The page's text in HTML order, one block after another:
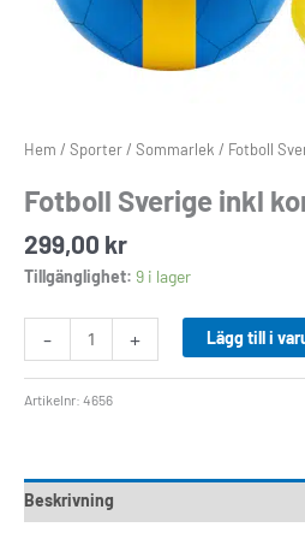
Hem / Sporter/ Sommarlek / Fotboll
Fotboll Sverige inkl
299,00 kr
Tillgänglighet: 9 i lager
- + Lägg till i
Artikelnr: 4656
Beskrivning